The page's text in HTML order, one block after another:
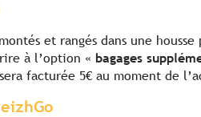
et rangés dans une
à l’option « bagages
facturée 5€ au moment de